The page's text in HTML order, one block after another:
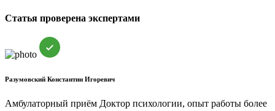
Статья проверена экспертами
Разумовский Константин Игоревич
Амбулаторный приём Доктор психологии, опыт работы более